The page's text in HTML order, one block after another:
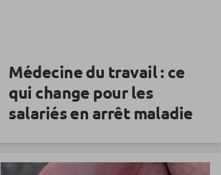
Médecine du travail : ce
qui change pour les
salariés en arrêt maladie